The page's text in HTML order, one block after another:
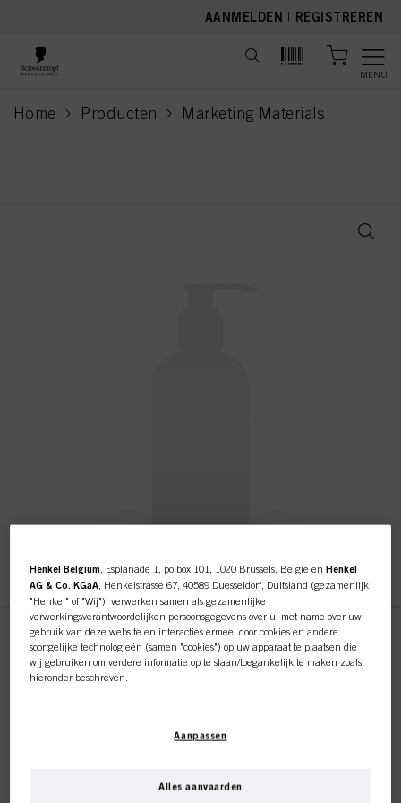
AANMELDEN | REGISTREREN
MENU
Home Producten Marketing Materials
current page
OTP BM RL BW Poster 1/25 FR
OTP BM RL BW Poster 1/25 FR
Deze online shop is
exclusief voor professionele
IK BEN PROFESSIONEEL
Henkel Belgium , Esplanade 1, po box 101, 1020 Brussels, België enHenkel
AG & Co. KGaA , Henkelstrasse 67, 40589 Duesseldorf, Duitsland (gezamenlijk
"Henkel" of "Wij"), verwerken samen als gezamenlijke
verwerkingsverantwoordelijken persoonsgegevens over u, met name over uw
gebruik van deze website en interacties ermee, door cookies en andere
soortgelijke technologieën (samen "cookies") op uw apparaat te plaatsen die
wij gebruiken om verdere informatie op te slaan/toegankelijk te maken zoals
hieronder beschreven.
aangegeven in onze Gegevensbeschermingsverklaring waarnaar een link in
te meten en te optimaliseren, om u
Aanpassen
Alles aanvaarden